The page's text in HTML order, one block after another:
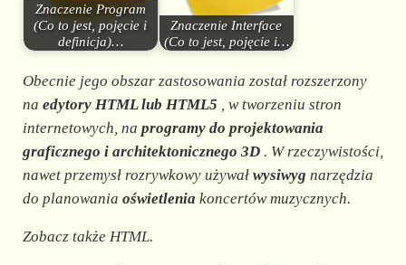
Znaczenie Program
(Co to jest, pojęcie i
definicja)…
Znaczenie Interface
(Co to jest, pojęcie i…
Obecnie jego obszar zastosowania został rozszerzony
na edytory HTML lub HTML5 , w tworzeniu stron
internetowych, na programy do projektowania
graficznego i architektonicznego 3D. W rzeczywistości,
nawet przemysł rozrywkowy używał wysiwyg narzędzia
do planowania oświetlenia koncertów muzycznych.
Zobacz także HTML.